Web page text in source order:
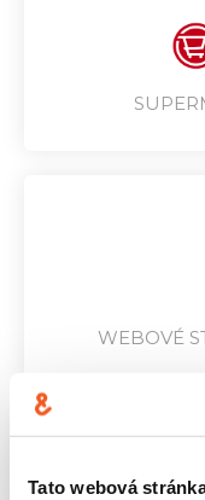
Tato webová
WEBOVÉ